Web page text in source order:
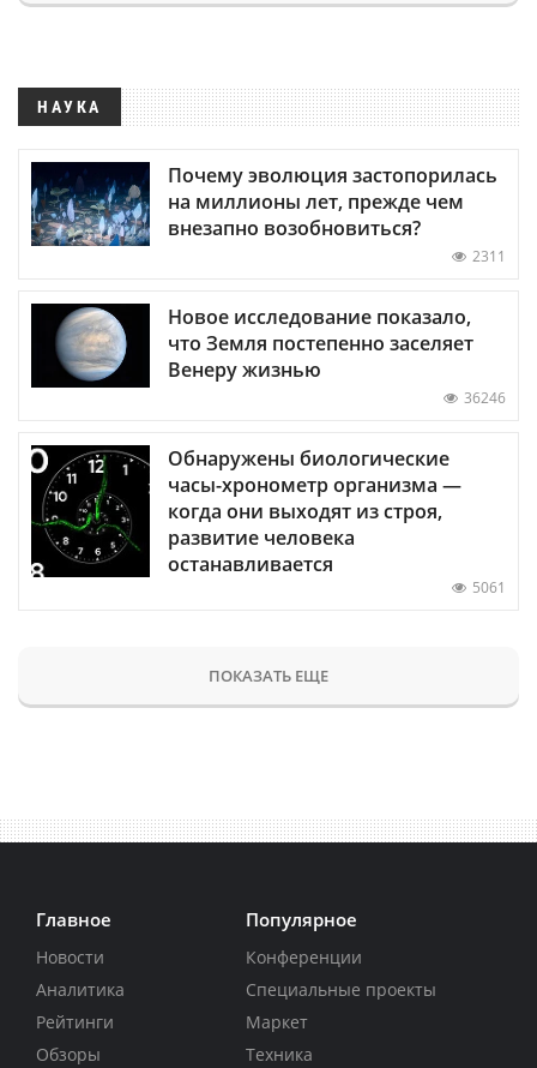
НАУКА
Почему эволюция застопорилась
на миллионы лет, прежде чем
внезапно возобновиться?
2311
Новое исследование показало,
что Земля постепенно заселяет
Венеру жизнью
36246
Обнаружены биологические
часы-хронометр организма —
когда они выходят из строя,
развитие человека
останавливается
5061
ПОКАЗАТЬ ЕЩЕ
Главное
Новости
Аналитика
Рейтинги
Обзоры
Популярное
Конференции
Специальные проекты
Маркет
Техника